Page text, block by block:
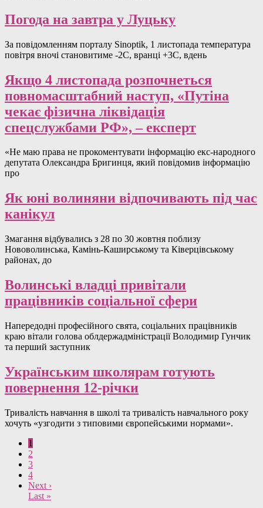
Погода на завтра у Луцьку
За повідомленням порталу Sinoptik, 1 листопада температура
повітря вночі становитиме -2С, вранці +3С, вдень
Якщо 4 листопада розпочнеться
повномасштабний наступ, «Путіна
чекає фізична ліквідація
спецслужбами РФ», – експерт
«Не маю права не прокоментувати інформацію екс-народного
депутата Олександра Бригинця, який повідомив інформацію
про
Як юні волиняни відпочивають під час
канікул
Змагання відбувались з 28 по 30 жовтня поблизу
Нововолинська, Камінь-Каширському та Ківерцівському
районах, до
Волинські владці привітали
працівників соціальної сфери
Напередодні професійного свята, соціальних працівників
краю вітали голова облдержадміністрації Володимир Гунчик
та перший заступник
Українським школярам готують
повернення 12-річки
Тривалість навчання в школі та тривалість навчального року
хочуть «узгодити з типовими європейськими нормами».
1
2
3
4
Next ›
Last »